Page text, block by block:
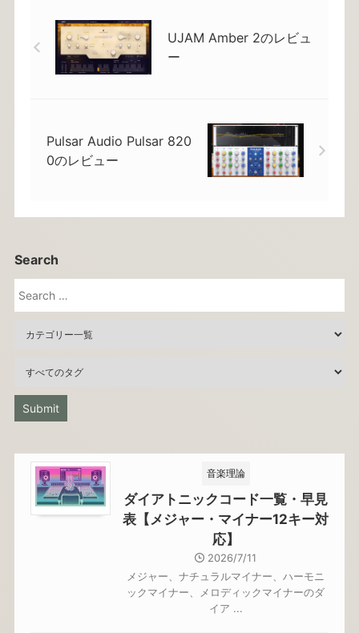
UJAM Amber 2のレビュ
ー
Pulsar Audio Pulsar 820
0のレビュー
Search
音楽理論
ダイアトニックコード一覧・早見
表【メジャー・マイナー12キー対
応】
2026/7/11
メジャー、ナチュラルマイナー、ハーモニ
ックマイナー、メロディックマイナーのダ
イア ...